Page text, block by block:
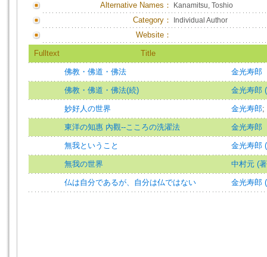
Alternative Names： Kanamitsu, Toshio
Category： Individual Author
Website：
Fulltext Title
佛教・佛道・佛法 金光寿郎
佛教・佛道・佛法(続) 金光寿郎
妙好人の世界 金光寿郎;
東洋の知惠 內觀--こころの洗濯法 金光寿郎
無我ということ 金光寿郎
無我の世界 中村元 (
仏は自分であるが、自分は仏ではない 金光寿郎